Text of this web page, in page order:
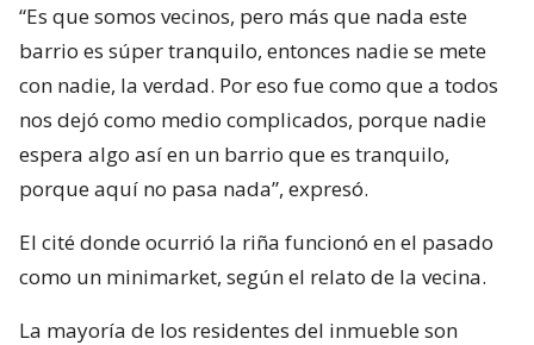
“Es que somos vecinos, pero más que nada este
barrio es súper tranquilo, entonces nadie se mete
con nadie, la verdad. Por eso fue como que a todos
nos dejó como medio complicados, porque nadie
espera algo así en un barrio que es tranquilo,
porque aquí no pasa nada”, expresó.
El cité donde ocurrió la riña funcionó en el pasado
como un minimarket, según el relato de la vecina.
La mayoría de los residentes del inmueble son